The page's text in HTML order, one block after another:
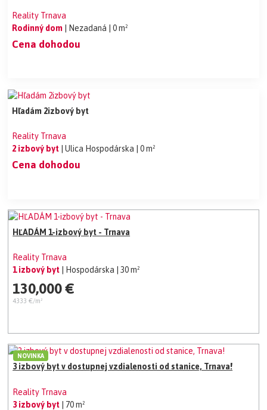
Reality Trnava
Rodinný dom
| Nezadaná | 0 m²
Cena dohodou
Hľadám 2izbový byt
Reality Trnava
2 izbový byt
| Ulica Hospodárska | 0 m²
Cena dohodou
HĽADÁM 1-izbový byt - Trnava
Reality Trnava
1 izbový byt
| Hospodárska | 30 m²
130,000 €
4333 €/m²
3 izbový byt v dostupnej vzdialenosti od stanice, Trnava!
Reality Trnava
3 izbový byt | 70 m²
NOVINKA